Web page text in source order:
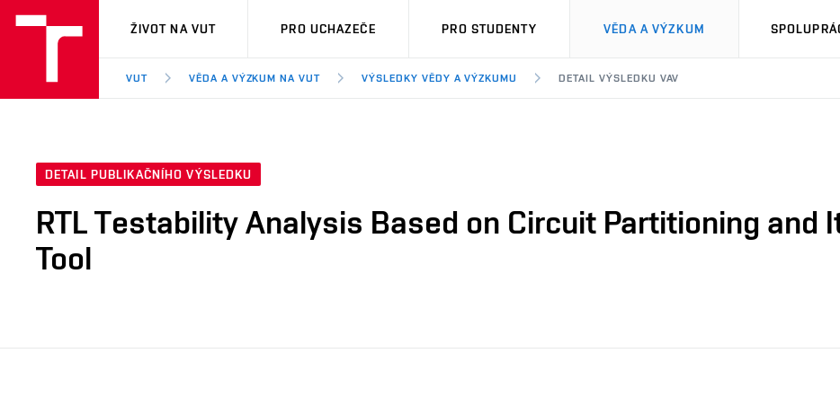
VUT
ŽIVOT NA VUT PRO UCHAZEČE PRO STUDENTY VĚDA A VÝZKUM
VUT VĚDA A VÝZKUM NA VUT VÝSLEDKY VĚDY A VÝZKUMU DETAIL VÝSLEDKU VAV
DETAIL PUBLIKAČNÍHO VÝSLEDKU
RTL Testability Analysis Based on Circuit Partitioning and
Tool